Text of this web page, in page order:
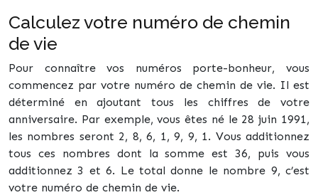
Calculez votre numéro de chemin
de vie
Pour connaître vos numéros porte-bonheur, vous
commencez par votre numéro de chemin de vie. Il est
déterminé en ajoutant tous les chiffres de votre
anniversaire. Par exemple, vous êtes né le 28 juin 1991,
les nombres seront 2, 8, 6, 1, 9, 9, 1. Vous additionnez
tous ces nombres dont la somme est 36, puis vous
additionnez 3 et 6. Le total donne le nombre 9, c’est
votre numéro de chemin de vie.